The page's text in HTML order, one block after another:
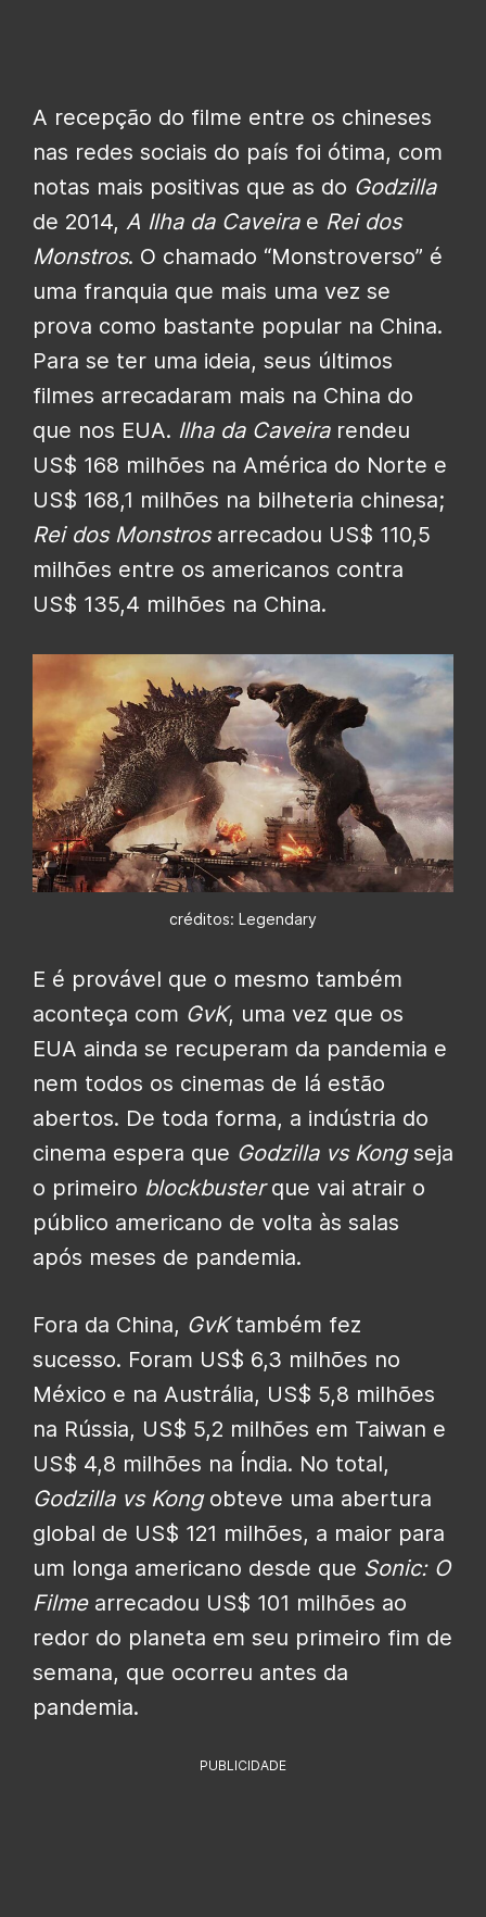
A recepção do filme entre os chineses
nas redes sociais do país foi ótima, com
notas mais positivas que as do Godzilla
de 2014, A Ilha da Caveirae Rei dos
Monstros. O chamado “Monstroverso” é
uma franquia que mais uma vez se
prova como bastante popular na China.
Para se ter uma ideia, seus últimos
filmes arrecadaram mais na China do
que nos EUA. Ilha da Caveirarendeu
US$ 168 milhões na América do Norte e
US$ 168,1 milhões na bilheteria chinesa;
Rei dos Monstrosarrecadou US$ 110,5
milhões entre os americanos contra
US$ 135,4 milhões na China.
créditos: Legendary
E é provável que o mesmo também
aconteça com GvK, uma vez que os
EUA ainda se recuperam da pandemia e
nem todos os cinemas de lá estão
abertos. De toda forma, a indústria do
cinema espera que Godzilla vs Kongseja
o primeiro blockbusterque vai atrair o
público americano de volta às salas
após meses de pandemia.
Fora da China, GvKtambém fez
sucesso. Foram US$ 6,3 milhões no
México e na Austrália, US$ 5,8 milhões
na Rússia, US$ 5,2 milhões em Taiwan e
US$ 4,8 milhões na Índia. No total,
Godzilla vs Kongobteve uma abertura
global de US$ 121 milhões, a maior para
um longa americano desde que Sonic: O
Filmearrecadou US$ 101 milhões ao
redor do planeta em seu primeiro fim de
semana, que ocorreu antes da
pandemia.
PUBLICIDADE